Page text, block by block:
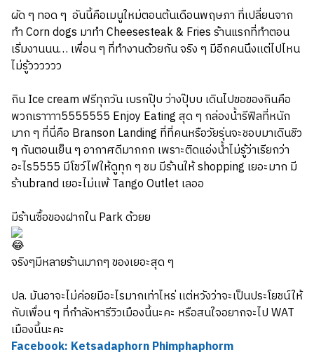
ผัด ๆ ทอด ๆ อันนี้คือเมนูใหม่ตอนต้นเดือนพฤษภา ที่เปลี่ยนจาก
ทำ Corn dogs มาทำ Cheesesteak & Fries ร้านแรกที่ทำตอน
เริ่มงานนน… เพื่อน ๆ ที่ทำงานด้วยกัน จริง ๆ มีอีกคนนึงเเต่ไปไหน
ไม่รู้วววววว
กิน Ice cream ฟรีทุกวัน เบรกปุ๊บ ว่างปุ๊บบ เดินไปขอของกินคือ
พวกเราาาา5555555 Enjoy Eating สุด ๆ กล่องน้ำรีฟิลที่หนัก
มาก ๆ ที่นี่คือ Branson Landing ที่ที่คนหรือวัยรุ่นจะชอบมาเดินชิว
ๆ กันตอนเย็น ๆ อากาศดีมากกก เพราะติดแอ่งน้ำไม่รู้ว่าเรียกว่า
อะไร5555 มีโชว์ไฟให้ดูทุก ๆ ชม มีร้านให้ shopping เยอะมาก มี
ร้านbrand เยอะไม่เเพ้ Tango Outlet เลออ
มีร้านซื้อของฝากใน Park ด้วยย
จริงๆมีหลายร้านมากๆ ของเยอะสุด ๆ
ปล. มันอาจะไม่ค่อยมีอะไรมากเท่าไหร่ เเต่หวังว่าจะเป็นประโยชน์ให้
กับเพื่อน ๆ ที่กำลังหารีวิวเมืองนี้นะคะ หรือสนใจอยากจะไป WAT
เมืองนี้นะคะ
Facebook: Ketsadaphorn Phimphaphorm